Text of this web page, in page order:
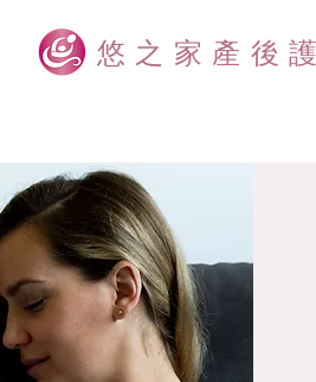
悠之家產後